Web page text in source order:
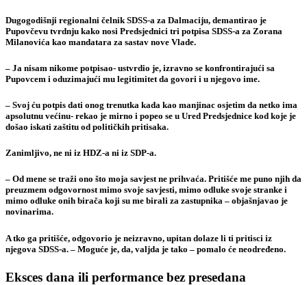
Dugogodišnji regionalni čelnik SDSS-a za Dalmaciju, demantirao je
Pupovčevu tvrdnju kako nosi Predsjednici tri potpisa SDSS-a za Zorana
Milanovića kao mandatara za sastav nove Vlade.
– Ja nisam nikome potpisao- ustvrdio je, izravno se konfrontirajući sa
Pupovcem i oduzimajući mu legitimitet da govori i u njegovo ime.
– Svoj ću potpis dati onog trenutka kada kao manjinac osjetim da netko ima
apsolutnu većinu- rekao je mirno i popeo se u Ured Predsjednice kod koje je
došao iskati zaštitu od političkih pritisaka.
Zanimljivo, ne ni iz HDZ-a ni iz SDP-a.
– Od mene se traži ono što moja savjest ne prihvaća. Pritišće me puno njih da
preuzmem odgovornost mimo svoje savjesti, mimo odluke svoje stranke i
mimo odluke onih birača koji su me birali za zastupnika – objašnjavao je
novinarima.
A tko ga pritišće, odgovorio je neizravno, upitan dolaze li ti pritisci iz
njegova SDSS-a. – Moguće je, da, valjda je tako – pomalo će neodređeno.
Eksces dana ili performance bez presedana